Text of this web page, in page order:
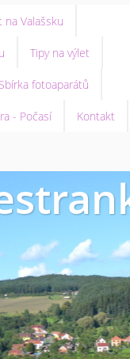
na Valašsku
Tipy na výlet
Sbírka fotoaparátů
- Počasí Kontakt